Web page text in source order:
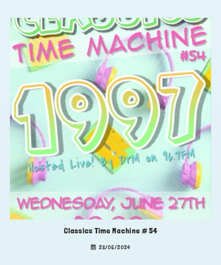
Classics Time Machine # 54
26/06/2024